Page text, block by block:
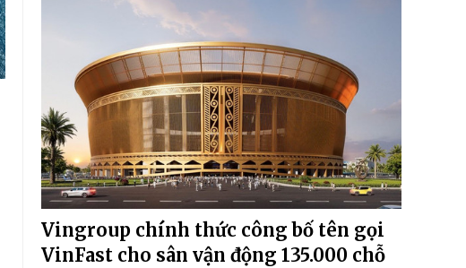
Vingroup chính thức công bố tên gọi
VinFast cho sân vận động 135.000 chỗ